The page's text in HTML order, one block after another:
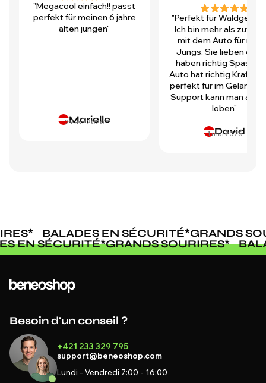
"Megacool einfach!! passt
perfekt für meinen 6 jahre
alten jungen"
Marielle
29 avr. 2026
"Perfekt für
Ich bin mehr als
mit dem Auto für
Jungs. Sie lieben es
haben richtig Spass!
Auto hat richtig Kraft
perfekt für im Gelände.
Support kann man auch
loben"
David
1 mai 2026
* BALADES EN SÉCURITÉ*GRANDS
EN SÉCURITÉ*GRANDS SOURIRES*
Besoin d'un conseil ?
+421 233 329 795
support@beneoshop.com
Lundi - Vendredi 7:00 - 16:00